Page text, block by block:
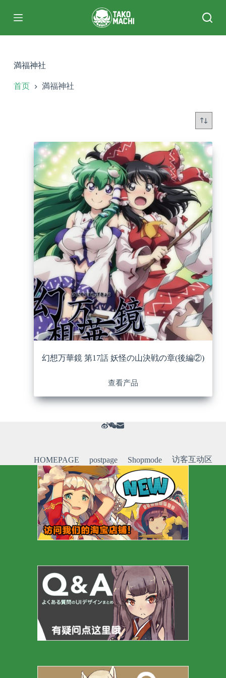
过
満福神社
首页 満福神社
幻想万華鏡 第17話 妖怪の山決戦の章(後編②)
查看产品
HOMEPAGE postpage Shopmode 访客互动区